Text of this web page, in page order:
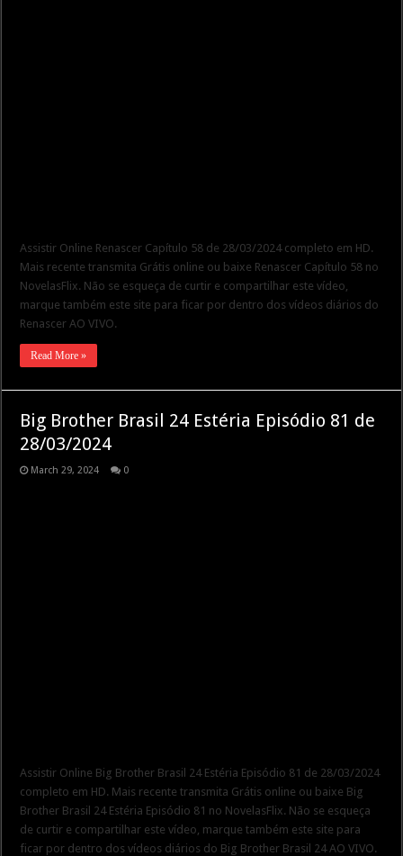
Assistir Online Renascer Capítulo 58 de 28/03/2024 completo em HD.
Mais recente transmita Grátis online ou baixe Renascer Capítulo 58 no
NovelasFlix. Não se esqueça de curtir e compartilhar este vídeo,
marque também este site para ficar por dentro dos vídeos diários do
Renascer AO VIVO.
Read More »
Big Brother Brasil 24 Estéria Episódio 81 de
28/03/2024
March 29, 2024 0
Assistir Online Big Brother Brasil 24 Estéria Episódio 81 de 28/03/2024
completo em HD. Mais recente transmita Grátis online ou baixe Big
Brother Brasil 24 Estéria Episódio 81 no NovelasFlix. Não se esqueça
de curtir e compartilhar este vídeo, marque também este site para
ficar por dentro dos vídeos diários do Big Brother Brasil 24 AO VIVO.